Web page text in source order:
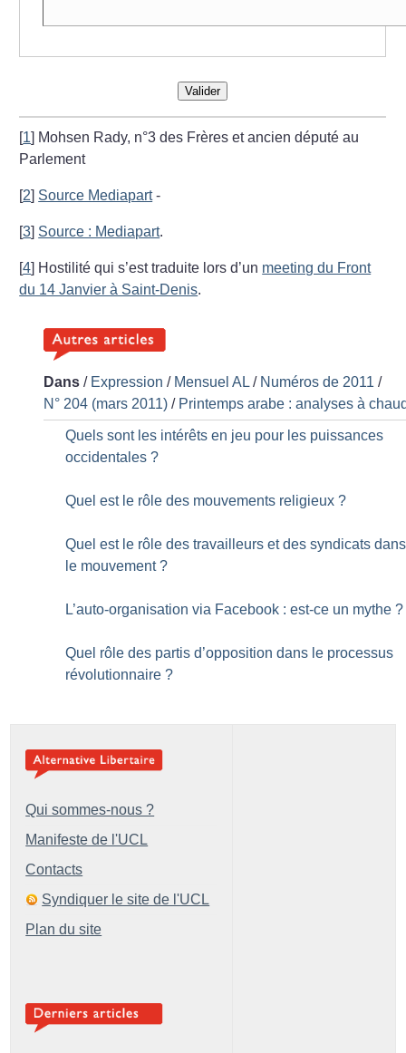
Valider
[1] Mohsen Rady, n°3 des Frères et ancien député au
Parlement
[2] Source Mediapart-
[3] Source : Mediapart.
[4] Hostilité qui s’est traduite lors d’un meeting du Front
du 14 Janvier à Saint-Denis.
Dans / Expression / Mensuel AL/ Numéros de 2011 /
N° 204 (mars 2011) / Printemps arabe : analyses à
Quels sont les intérêts en jeu pour les puissances
occidentales ?
Quel est le rôle des mouvements religieux ?
Quel est le rôle des travailleurs et des syndicats dans
le mouvement ?
L’auto-organisation via Facebook : est-ce un mythe ?
Quel rôle des partis d’opposition dans le processus
révolutionnaire ?
Qui sommes-nous ?
Manifeste de l'UCL
Contacts
Syndiquer le site de l'UCL
Plan du site